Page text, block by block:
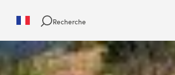
Recherche